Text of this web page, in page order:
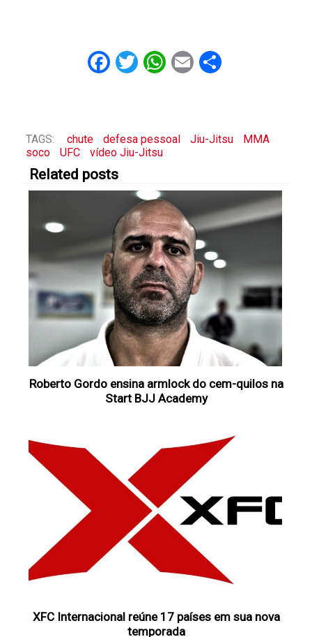
Facebook
Twitter
WhatsApp
EmailShare
TAGS: chute defesa pessoal Jiu-Jitsu
MMA
soco
UFC vídeo Jiu-Jitsu
Related posts
Roberto Gordo ensina armlock do cem-quilos na
Start BJJ Academy
XFC Internacional reúne 17 países em sua nova
temporada